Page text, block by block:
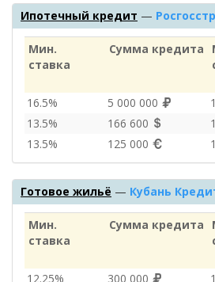
Ипотечный кредит —
Мин.
ставка
Сумма кредита
16.5%
5 000 000
13.5%
166 600
13.5%
125 000
Готовое жильё — Кубань
Мин.
ставка
Сумма кредита
12.25%
300 000